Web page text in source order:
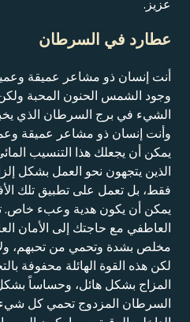
عزيز.
عطارد في السرطان
أنت إنسان ذو مشاعر عميقة
وجود الشمس الحنون المحبة
الشيء في برج السرطان الذي
وأنت إنسان ذو مشاعر عميقة
يمكن أن يجعلك هذا التنسيب
الذين يتجهون نحو العمل بشكل
فقط، بل تعمل على تطبيق تلك
يمكن أن يكون هدية وعبء خاص.
العاطفي مع حاجتك إلى الأمان
مخلص بشدة وتحمي من تحبهم،
لكن هذه القوة الهائلة محفوفة
المزاج بشكل هائل، وحساساً
السرطان المزدوج تحمي كل